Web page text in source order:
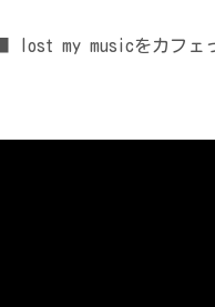
■ lost my musicをカフェ